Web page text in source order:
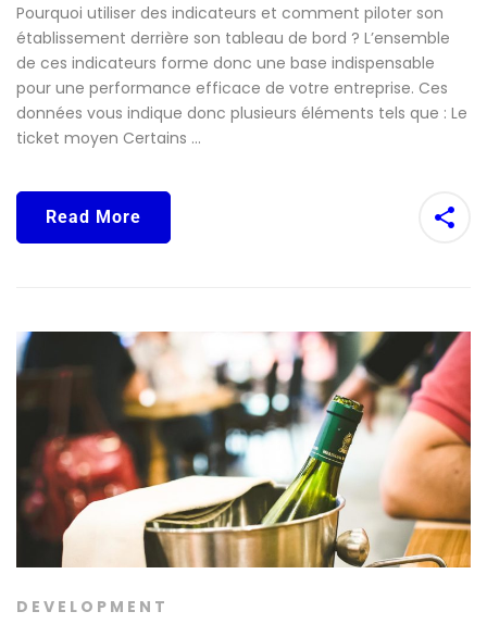
Pourquoi utiliser des indicateurs et comment piloter son
établissement derrière son tableau de bord ? L’ensemble
de ces indicateurs forme donc une base indispensable
pour une performance efficace de votre entreprise. Ces
données vous indique donc plusieurs éléments tels que : Le
ticket moyen Certains …
Read More
DEVELOPMENT